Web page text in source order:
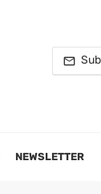
NEWSLETTER